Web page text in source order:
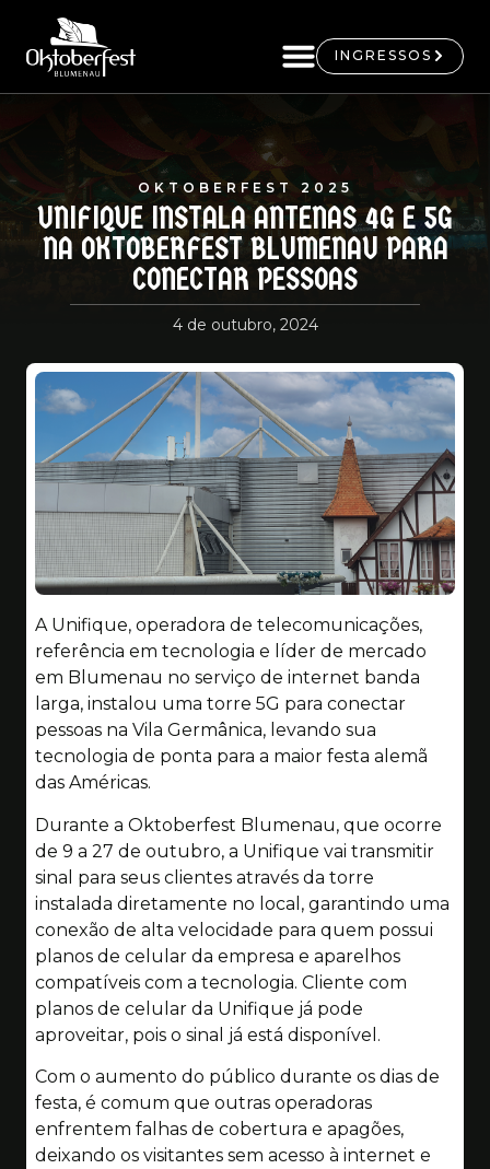
INGRESSOS
OKTOBERFEST 2025
UNIFIQUE INSTALA ANTENAS 4G E 5G
NA OKTOBERFEST BLUMENAU PARA
CONECTAR PESSOAS
4 de outubro, 2024
A Unifique, operadora de telecomunicações,
referência em tecnologia e líder de mercado
em Blumenau no serviço de internet banda
larga, instalou uma torre 5G para conectar
pessoas na Vila Germânica, levando sua
tecnologia de ponta para a maior festa alemã
das Américas.
Durante a Oktoberfest Blumenau, que ocorre
de 9 a 27 de outubro, a Unifique vai transmitir
sinal para seus clientes através da torre
instalada diretamente no local, garantindo uma
conexão de alta velocidade para quem possui
planos de celular da empresa e aparelhos
compatíveis com a tecnologia. Cliente com
planos de celular da Unifique já pode
aproveitar, pois o sinal já está disponível.
Com o aumento do público durante os dias de
festa, é comum que outras operadoras
enfrentem falhas de cobertura e apagões,
deixando os visitantes sem acesso à internet e